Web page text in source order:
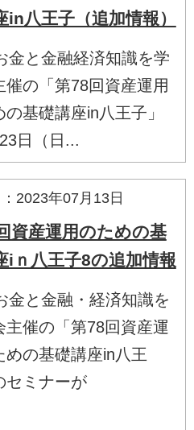
in八王子（追加情報）
金と金融経済知識を学
催の「第78回資産運用
の基礎講座in八王子」
日（日...
2023年07月13日
資産運用のための基
iｎ八王子8の追加情報
金と金融・経済知識を
主催の「第78回資産運
めの基礎講座in八王
セミナーが